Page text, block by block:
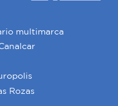
multimarca
Rozas